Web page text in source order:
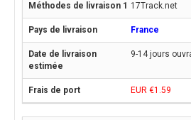
17Track.net
France
9-14 jours
EUR €1.59